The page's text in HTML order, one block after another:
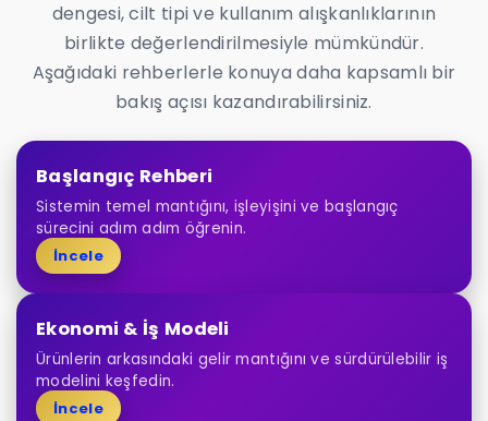
dengesi, cilt tipi ve kullanım alışkanlıklarının
birlikte değerlendirilmesiyle mümkündür.
Aşağıdaki rehberlerle konuya daha kapsamlı bir
bakış açısı kazandırabilirsiniz.
Başlangıç Rehberi
Sistemin temel mantığını, işleyişini ve başlangıç
sürecini adım adım öğrenin.
İncele
Ekonomi & İş Modeli
Ürünlerin arkasındaki gelir mantığını ve sürdürülebilir iş
modelini keşfedin.
İncele